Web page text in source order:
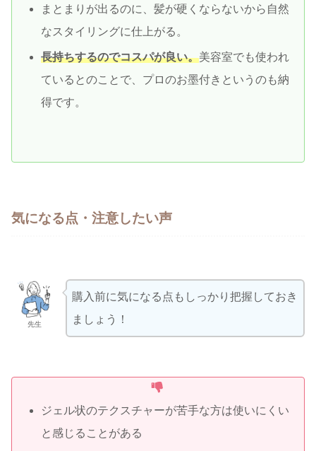
まとまりが出るのに、髪が硬くならないから自然
なスタイリングに仕上がる。
長持ちするのでコスパが良い。美容室でも使われ
ているとのことで、プロのお墨付きというのも納
得です。
気になる点・注意したい声
先生
購入前に気になる点もしっかり把握しておき
ましょう！
ジェル状のテクスチャーが苦手な方は使いにくい
と感じることがある